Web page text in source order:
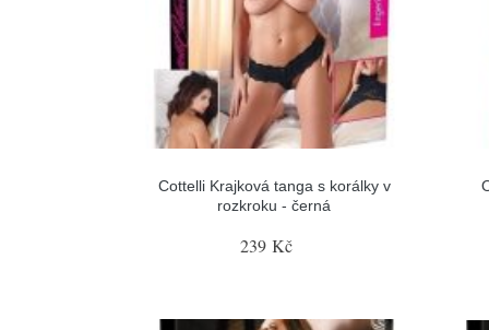
Cottelli Krajková tanga s korálky v
rozkroku - černá
239 Kč